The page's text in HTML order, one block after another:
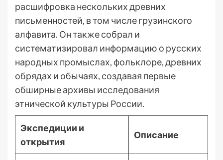
расшифровка нескольких древних
письменностей, в том числе грузинского
алфавита. Он также собрал и
систематизировал информацию о русских
народных промыслах, фольклоре, древних
обрядах и обычаях, создавая первые
обширные архивы исследования
этнической культуры России.
Экспедиции и
открытия
Описание